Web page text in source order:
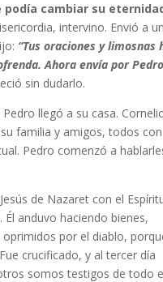
podía cambiar su
intervino. Envió a un
“Tus oraciones y limosnas
Ahora envía por
sin dudarlo.
llegó a su casa.
familia y amigos, todos con
Pedro comenzó a
de Nazaret con el
Él anduvo haciendo bienes,
oprimidos por el diablo,
crucificado, y al tercer día
somos testigos de todo